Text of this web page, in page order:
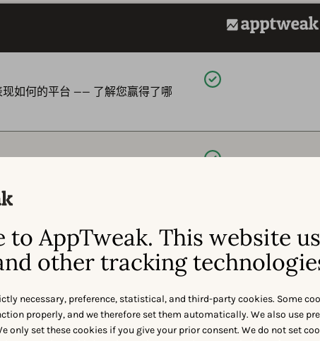
to AppTweak. This website
other tracking
necessary, preference, statistical, and third-party cookies. Some
properly, and we therefore set them automatically. We also use
only set these cookies if you give your prior consent. We do not set
如何的平台 —— 了解您赢得了哪
可用
咨询您的表现数据，并获得清
可用
游戏提供准确的下载、收入和
可用
获取细致的市场和竞争对手
可用